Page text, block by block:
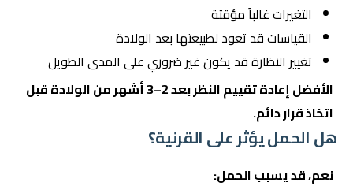
التغيرات غالباً مؤقتة
القياسات قد تعود لطبيعتها بعد الولادة
تغيير النظارة قد يكون غير ضروري على المدى الطويل
الأفضل إعادة تقييم النظر بعد 2–3 أشهر من الولادة قبل
اتخاذ قرار دائم.
هل الحمل يؤثر على القرنية؟
نعم، قد يسبب الحمل: